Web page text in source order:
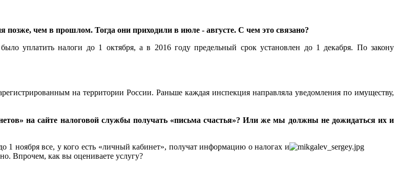
чем в прошлом. Тогда они приходили в июле - августе. С чем это связано?
уплатить налоги до 1 октября, а в 2016 году предельный срок установлен до 1 декабря. По закону
на территории России. Раньше каждая инспекция направляла уведомления по имуществу,
на сайте налоговой службы получать «письма счастья»? Или же мы должны не дожидаться их и
1 ноября все, у кого есть «личный кабинет», получат информацию о налогах и
Впрочем, как вы оцениваете услугу?